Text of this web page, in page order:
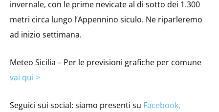
invernale, con le prime nevicate al di sotto dei 1.300
metri circa lungo l’Appennino siculo. Ne riparleremo
ad inizio settimana.
Meteo Sicilia – Per le previsioni grafiche per comune
vai qui >
Seguici sui social: siamo presenti su Facebook,